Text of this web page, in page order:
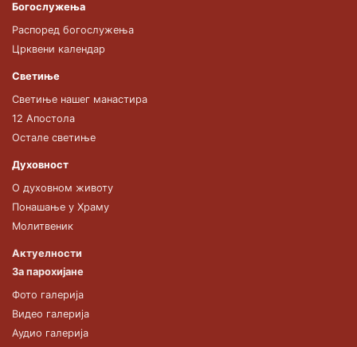
Богослужења
Распоред богослужења
Црквени календар
Светиње
Светиње нашег манастира
12 Апостола
Остале светиње
Духовност
О духовном животу
Понашање у Храму
Молитвеник
Актуелности
За парохијане
Фото галерија
Видео галерија
Аудио галерија